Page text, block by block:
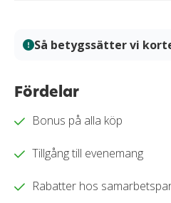
Så betygssätter vi
en systematisk och
så att du enkelt kan jämföra
information, praktiska tester
beslutsunderlag för när du
Fördelar
Bonus på alla köp
Tillgång till evenemang
Rabatter hos